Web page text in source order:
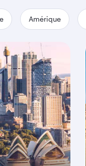
Amérique